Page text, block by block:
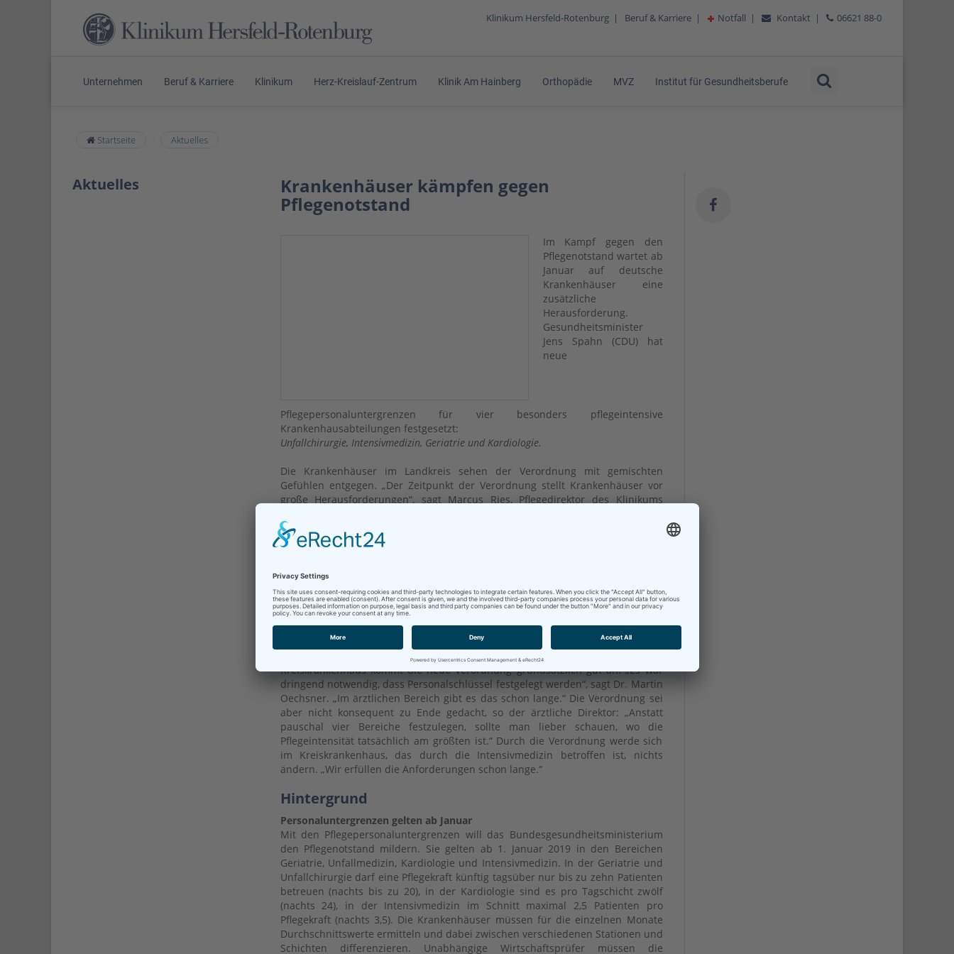
Klinikum Hersfeld-Rotenburg | Beruf & Karriere | Notfall | Kontakt | 06621 88-0
Unternehmen Beruf & Karriere Klinikum Herz-Kreislauf-Zentrum Klinik Am Hainberg Orthopädie MVZ Institut für Gesundheitsberufe
Startseite Aktuelles
Aktuelles Krankenhäuser kämpfen gegen
Pflegenotstand
Im Kampf gegen den
Pflegenotstand wartet ab
Januar auf deutsche
Krankenhäuser eine
zusätzliche
Herausforderung.
Gesundheitsminister
Jens Spahn (CDU) hat
neue
Pflegepersonaluntergrenzen für vier besonders pflegeintensive
Krankenhausabteilungen festgesetzt:
Unfallchirurgie, Intensivmedizin, Geriatrie und Kardiologie.
Die Krankenhäuser im Landkreis sehen der Verordnung mit gemischten
Gefühlen entgegen. „Der Zeitpunkt der Verordnung stellt Krankenhäuser vor
große Herausforderungen“, sagt Marcus Ries, Pflegedirektor des Klinikums
Unfallchirurgie vier bis fünf Vollzeitkräfte“, sagt Ries. Diese „auf einem faktisch
leeren Arbeitsmarkt“ zu bekommen, sei extrem schwierig. In den anderen
eigener Ausbildung.
Grundsätzlich begrüßt Ries die verbindlichen Personaluntergrenzen. „Wenn es
nach uns ginge, würden wir am liebsten in allen Bereichen aufstocken.“
Zugleich kritisiert er aber, dass die neuen Regeln nur für vier Abteilungen
gelten. Er befürchtet, dass dadurch andere Bereiche, wie etwa die
Gefäßchirurgie, aus dem Fokus rücken könnten. Auch im Rotenburger
Kreiskrankenhaus kommt die neue Verordnung grundsätzlich gut an. „Es war
dringend notwendig, dass Personalschlüssel festgelegt werden“, sagt Dr. Martin
Oechsner. „Im ärztlichen Bereich gibt es das schon lange.“ Die Verordnung sei
aber nicht konsequent zu Ende gedacht, so der ärztliche Direktor: „Anstatt
pauschal vier Bereiche festzulegen, sollte man lieber schauen, wo die
Pflegeintensität tatsächlich am größten ist.“ Durch die Verordnung werde sich
im Kreiskrankenhaus, das durch die Intensivmedizin betroffen ist, nichts
ändern. „Wir erfüllen die Anforderungen schon lange.“
Hintergrund
Personaluntergrenzen gelten ab Januar
Mit den Pflegepersonaluntergrenzen will das Bundesgesundheitsministerium
den Pflegenotstand mildern. Sie gelten ab 1. Januar 2019 in den Bereichen
Geriatrie, Unfallmedizin, Kardiologie und Intensivmedizin. In der Geriatrie und
Unfallchirurgie darf eine Pflegekraft künftig tagsüber nur bis zu zehn Patienten
betreuen (nachts bis zu 20), in der Kardiologie sind es pro Tagschicht zwölf
(nachts 24), in der Intensivmedizin im Schnitt maximal 2,5 Patienten pro
Pflegekraft (nachts 3,5). Die Krankenhäuser müssen für die einzelnen Monate
Durchschnittswerte ermitteln und dabei zwischen verschiedenen Stationen und
Schichten differenzieren. Unabhängige Wirtschaftsprüfer müssen die